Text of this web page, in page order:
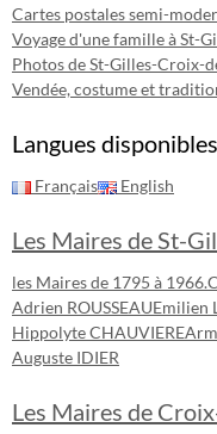
Cartes postales semi-
Voyage d'une famille à St-
Photos de St-Gilles-Croix-
Vendée, costume et
Langues disponibles
Français English
Les Maires de St-
les Maires de 1795 à 1966.
Adrien ROUSSEAUEmilien
Hippolyte CHAUVIERE
Auguste IDIER
Les Maires de